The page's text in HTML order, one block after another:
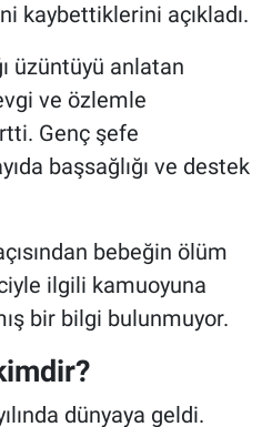
kaybettiklerini açıkladı.
üzüntüyü anlatan
ve özlemle
Genç şefe
başsağlığı ve destek
bebeğin ölüm
ilgili kamuoyuna
bir bilgi bulunmuyor.
dünyaya geldi.